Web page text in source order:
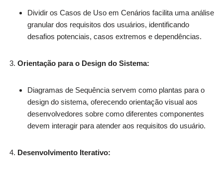
Dividir os Casos de Uso em Cenários facilita uma análise
granular dos requisitos dos usuários, identificando
desafios potenciais, casos extremos e dependências.
Orientação para o Design do Sistema:
Diagramas de Sequência servem como plantas para o
design do sistema, oferecendo orientação visual aos
desenvolvedores sobre como diferentes componentes
devem interagir para atender aos requisitos do usuário.
Desenvolvimento Iterativo: